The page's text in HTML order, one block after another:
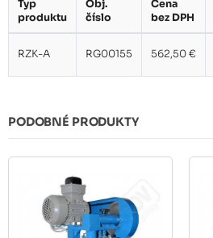
Typ
produktu
Obj.
číslo
Cena
bez DPH
RZK-A RG00155 562,50 €
PODOBNÉ PRODUKTY